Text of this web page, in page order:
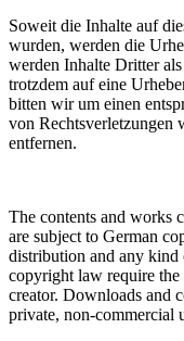
Soweit die Inhalte auf
wurden, werden die
werden Inhalte Dritter
trotzdem auf eine
bitten wir um einen
von Rechtsverletzungen
entfernen.
The contents and works
are subject to German
distribution and any
copyright law require
creator. Downloads and
private, non-commercial